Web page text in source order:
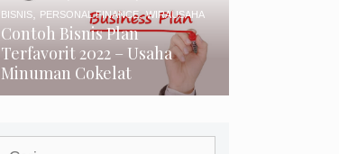
Contoh Bisnis Plan
Terfavorit 2022 – Usaha
Minuman Cokelat
BISNIS, PERSONAL FINANCE,WIRAUSAHA
Cari